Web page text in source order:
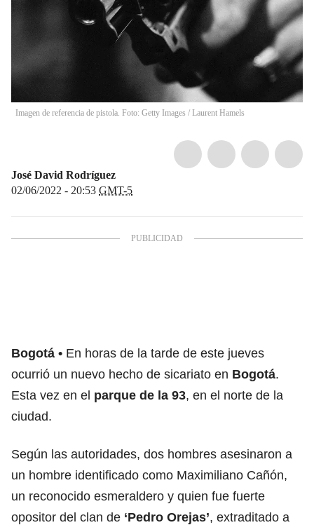
Imagen de referencia de pistola. Foto: Getty Images / Laurent Hamels
José David Rodríguez
02/06/2022 - 20:53 GMT-5
Bogotá
En horas de la tarde de este jueves
ocurrió un nuevo hecho de sicariato en Bogotá.
Esta vez en el parque de la 93, en el norte de la
ciudad.
Según las autoridades, dos hombres asesinaron a
un hombre identificado como Maximiliano Cañón,
un reconocido esmeraldero y quien fue fuerte
opositor del clan de ‘Pedro Orejas’, extraditado a